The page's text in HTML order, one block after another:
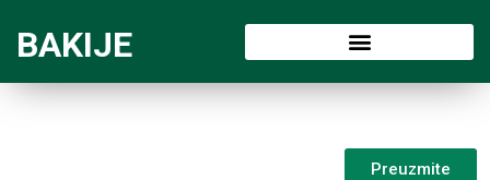
BAKIJE
Preuzmite